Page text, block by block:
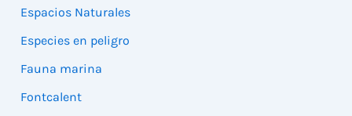
Espacios Naturales
Especies en peligro
Fauna marina
Fontcalent